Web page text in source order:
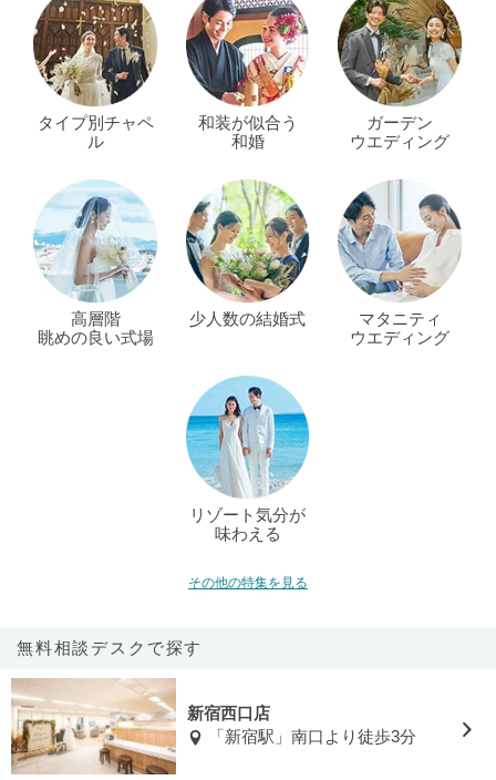
タイプ別チャペ
ル
和装が似合う
和婚
ガーデン
ウエディング
高層階
眺めの良い式場
少人数の結婚式
マタニティ
ウエディング
リゾート気分が
味わえる
その他の特集を見る
無料相談デスクで探す
新宿西口店
「新宿駅」南口より徒歩3分